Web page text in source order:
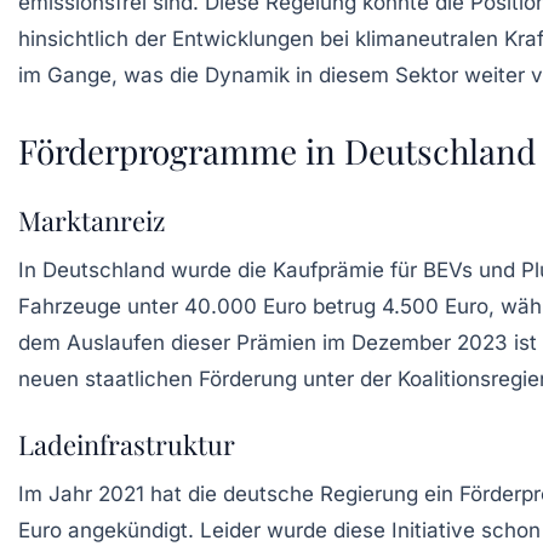
hinsichtlich der Entwicklungen bei klimaneutralen
im Gange, was die Dynamik in diesem Sektor weiter
Förderprogramme in Deutschland
Marktanreiz
In Deutschland wurde die Kaufprämie für BEVs und
Fahrzeuge unter 40.000 Euro betrug 4.500 Euro,
dem Auslaufen dieser Prämien im Dezember 2023
neuen staatlichen Förderung unter der
Ladeinfrastruktur
Im Jahr 2021 hat die deutsche Regierung ein
Euro angekündigt. Leider wurde diese Initiative